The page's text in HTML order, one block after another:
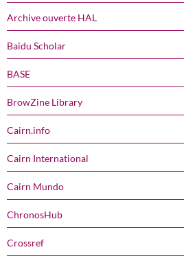
Archive ouverte HAL
Baidu Scholar
BASE
BrowZine Library
Cairn.info
Cairn International
Cairn Mundo
ChronosHub
Crossref